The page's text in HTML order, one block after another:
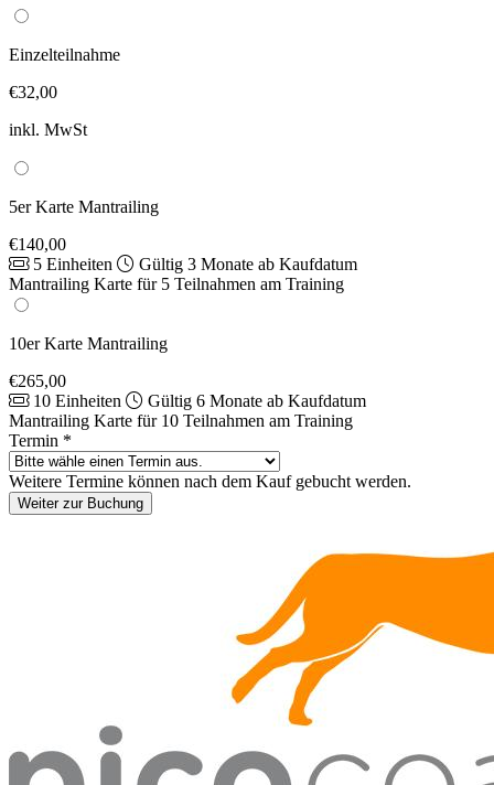
Einzelteilnahme
€32,00
inkl. MwSt
5er Karte Mantrailing
€140,00
5 Einheiten
Gültig 3 Monate ab Kaufdatum
Mantrailing Karte für 5 Teilnahmen am Training
10er Karte Mantrailing
€265,00
10 Einheiten
Gültig 6 Monate ab Kaufdatum
Mantrailing Karte für 10 Teilnahmen am Training
Termin *
Weitere Termine können nach dem Kauf gebucht werden.
Weiter zur Buchung